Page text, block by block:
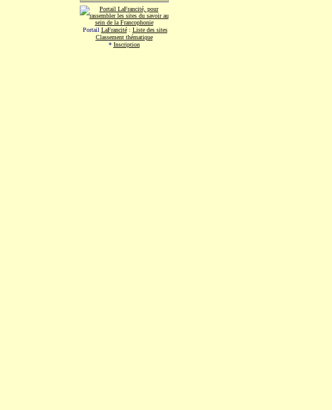
Portail LaFrancité: Liste des sites
Classement thématique
* Inscription